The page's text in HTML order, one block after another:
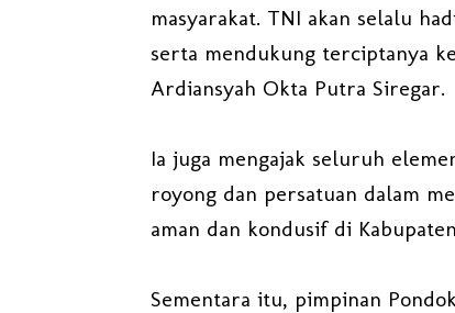
masyarakat. TNI akan selalu
serta mendukung terciptanya
Ardiansyah Okta Putra Siregar.
Ia juga mengajak seluruh
royong dan persatuan dalam
aman dan kondusif di
Sementara itu, pimpinan